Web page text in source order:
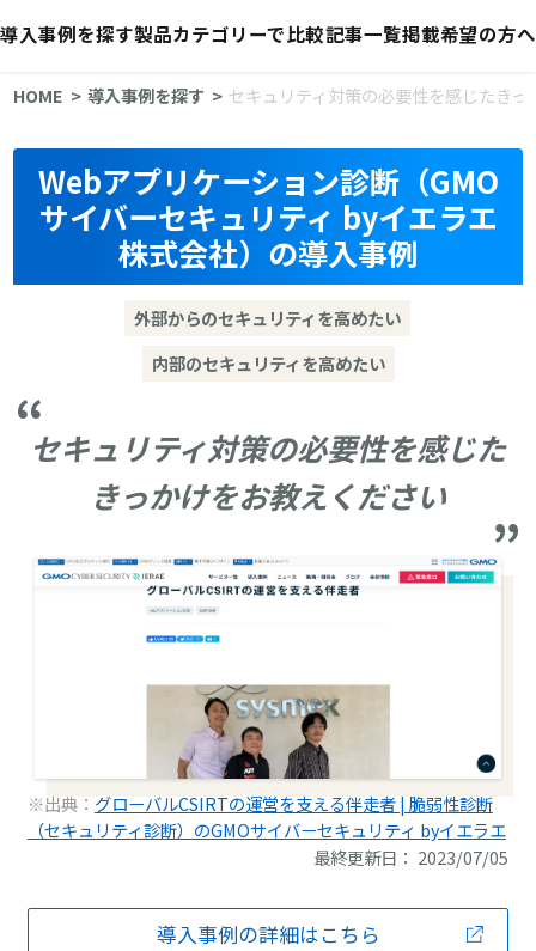
導入事例を探す製品カテゴリーで比較記事一覧掲載希望の方へ
HOME 導入事例を探す セキュリティ対策の必要性を感じたき
Webアプリケーション診断（GMO
サイバーセキュリティ byイエラエ
株式会社）の導入事例
外部からのセキュリティを高めたい
内部のセキュリティを高めたい
セキュリティ対策の必要性を感じた
きっかけをお教えください
※出典： グローバルCSIRTの運営を支える伴走者 | 脆弱性診断
（セキュリティ診断）のGMOサイバーセキュリティ byイエラエ
最終更新日： 2023/07/05
導入事例の詳細はこちら